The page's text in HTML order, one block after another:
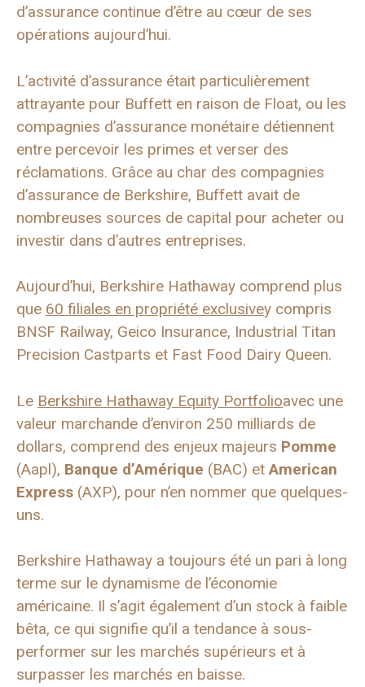
d’assurance continue d’être au cœur de ses
opérations aujourd’hui.
L’activité d’assurance était particulièrement
attrayante pour Buffett en raison de Float, ou les
compagnies d’assurance monétaire détiennent
entre percevoir les primes et verser des
réclamations. Grâce au char des compagnies
d’assurance de Berkshire, Buffett avait de
nombreuses sources de capital pour acheter ou
investir dans d’autres entreprises.
Aujourd’hui, Berkshire Hathaway comprend plus
que 60 filiales en propriété exclusivey compris
BNSF Railway, Geico Insurance, Industrial Titan
Precision Castparts et Fast Food Dairy Queen.
Le Berkshire Hathaway Equity Portfolioavec une
valeur marchande d’environ 250 milliards de
dollars, comprend des enjeux majeurs Pomme
(Aapl), Banque d’Amérique (BAC) etAmerican
Express (AXP), pour n’en nommer que quelques-
uns.
Berkshire Hathaway a toujours été un pari à long
terme sur le dynamisme de l’économie
américaine. Il s’agit également d’un stock à faible
bêta, ce qui signifie qu’il a tendance à sous-
performer sur les marchés supérieurs et à
surpasser les marchés en baisse.